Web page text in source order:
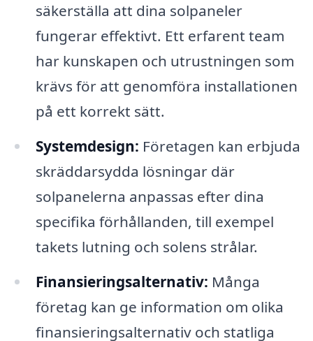
säkerställa att dina solpaneler
fungerar effektivt. Ett erfarent team
har kunskapen och utrustningen som
krävs för att genomföra installationen
på ett korrekt sätt.
Systemdesign: Företagen kan erbjuda
skräddarsydda lösningar där
solpanelerna anpassas efter dina
specifika förhållanden, till exempel
takets lutning och solens strålar.
Finansieringsalternativ: Många
företag kan ge information om olika
finansieringsalternativ och statliga